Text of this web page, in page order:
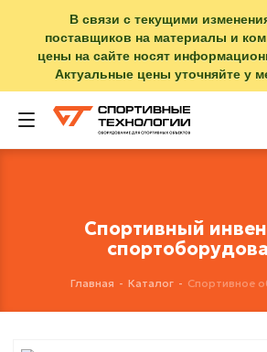
В связи с текущими
поставщиков на материалы и
цены на сайте носят
Актуальные цены уточняйте у
Спортивный
Главная - Каталог - Спортивное